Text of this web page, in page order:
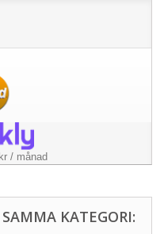
/ månad
KATEGORI: